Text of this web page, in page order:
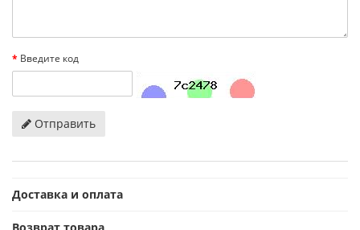
Введите код
Отправить
Доставка и оплата